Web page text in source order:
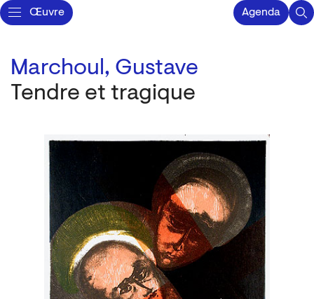
Œuvre Agenda
Marchoul, Gustave
Tendre et tragique